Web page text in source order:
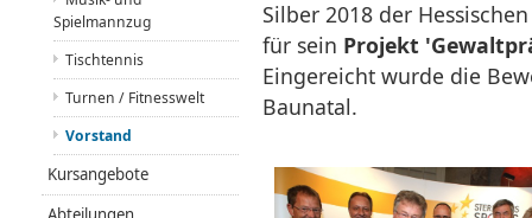
Silber 2018 der
für sein Projekt
Eingereicht wurde die
Baunatal.
Spielmannzug
Tischtennis
Turnen / Fitnesswelt
Vorstand
Kursangebote